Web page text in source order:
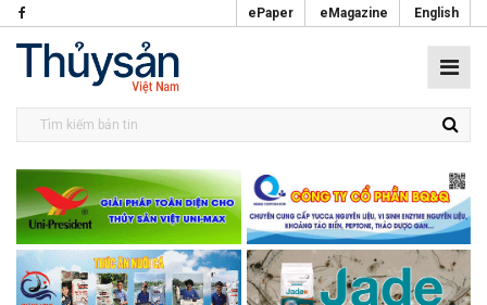
ePaper eMagazine English